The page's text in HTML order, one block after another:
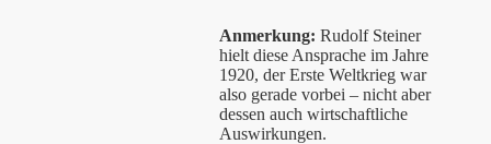
Anmerkung: Rudolf Steiner
hielt diese Ansprache im Jahre
1920, der Erste Weltkrieg war
also gerade vorbei – nicht aber
dessen auch wirtschaftliche
Auswirkungen.